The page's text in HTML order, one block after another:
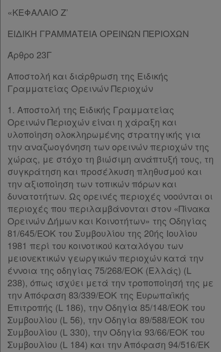
«ΚΕΦΑΛΑΙΟ Ζ’
ΕΙΔΙΚΗ ΓΡΑΜΜΑΤΕΙΑ ΟΡΕΙΝΩΝ ΠΕΡΙΟΧΩΝ
Άρθρο 23Γ
Αποστολή και διάρθρωση της Ειδικής
Γραμματείας Ορεινών Περιοχών
1. Αποστολή της Ειδικής Γραμματείας
Ορεινών Περιοχών είναι η χάραξη και
υλοποίηση ολοκληρωμένης στρατηγικής για
την αναζωογόνηση των ορεινών περιοχών της
χώρας, με στόχο τη βιώσιμη ανάπτυξή τους, τη
συγκράτηση και προσέλκυση πληθυσμού και
την αξιοποίηση των τοπικών πόρων και
δυνατοτήτων. Ως ορεινές περιοχές νοούνται οι
περιοχές που περιλαμβάνονται στον «Πίνακα
Ορεινών Δήμων και Κοινοτήτων» της Oδηγίας
81/645/ΕΟΚ του Συμβουλίου της 20ής Ιουλίου
1981 περί του κοινοτικού καταλόγου των
μειονεκτικών γεωργικών περιοχών κατά την
έννοια της οδηγίας 75/268/ΕΟΚ (Ελλάς) (L
238), όπως ισχύει μετά την τροποποίησή της με
την Απόφαση 83/339/ΕΟΚ της Ευρωπαϊκής
Επιτροπής (L 186), την Oδηγία 85/148/ΕΟΚ του
Συμβουλίου (L 56), την Oδηγία 89/588/ΕΟΚ του
Συμβουλίου (L 330), την Oδηγία 93/66/ΕΟΚ του
Συμβουλίου (L 184) και την Απόφαση 94/516/ΕΚ